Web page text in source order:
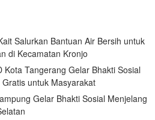
Salurkan Bantuan Air Bersih untuk
di Kecamatan Kronjo
Tangerang Gelar Bhakti Sosial
untuk Masyarakat
Gelar Bhakti Sosial Menjelang